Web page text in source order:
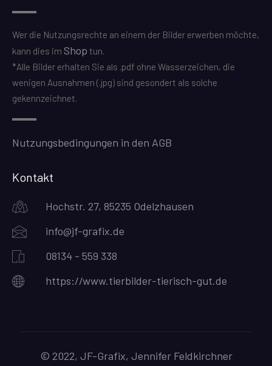
Wer die Nutzungsrechte an einem der Bilder erwerben möchte,
kann dies im Shop tun.
*Alle Bilder erhalten Sie als .pdf ohne Wasserzeichen, die
wenigen Ausnahmen (.jpg) sind gesondert als solche
gekennzeichnet.
Nutzungsbedingungen in den AGB
Kontakt
Hochstr. 27, 85235 Odelzhausen
info@jf-grafix.de
08134 - 559 338
https://www.tierbilder-tierisch-gut.de
© 2022, JF-Grafix, Jennifer Feldkirchner